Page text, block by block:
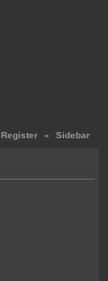
Register « Sidebar